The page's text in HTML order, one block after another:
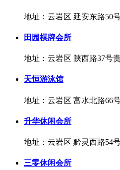
地址：云岩区 延安东路50
田园棋牌会所
地址：云岩区 陕西路37号
天恒游泳馆
地址：云岩区 富水北路66
升华休闲会所
地址：云岩区 黔灵西路54
三零休闲会所